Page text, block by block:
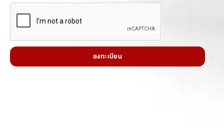
ลงทะเบียน